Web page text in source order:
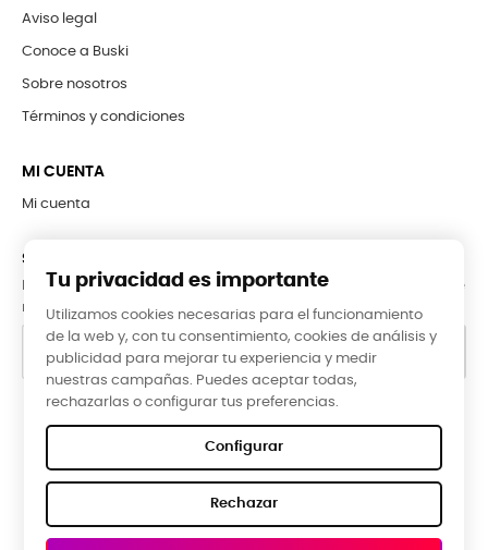
Aviso legal
Conoce a Buski
Sobre nosotros
Términos y condiciones
MI CUENTA
Mi cuenta
SUBCRÍBETE A LA NEWSLETTER
Puede darse de baja en cualquier momento. Para ello, consulte
nuestra información de contacto en el aviso legal.
Google Reviews
★★★★★
Tu privacidad es importante
Utilizamos cookies necesarias para el funcionamiento
de la web y, con tu consentimiento, cookies de análisis y
publicidad para mejorar tu experiencia y medir
nuestras campañas. Puedes aceptar todas,
rechazarlas o configurar tus preferencias.
Configurar
Rechazar